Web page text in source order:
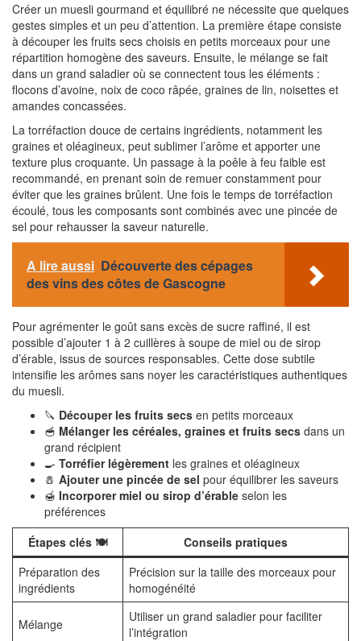
Créer un muesli gourmand et équilibré ne nécessite que quelques
gestes simples et un peu d’attention. La première étape consiste
à découper les fruits secs choisis en petits morceaux pour une
répartition homogène des saveurs. Ensuite, le mélange se fait
dans un grand saladier où se connectent tous les éléments :
flocons d’avoine, noix de coco râpée, graines de lin, noisettes et
amandes concassées.
La torréfaction douce de certains ingrédients, notamment les
graines et oléagineux, peut sublimer l’arôme et apporter une
texture plus croquante. Un passage à la poêle à feu faible est
recommandé, en prenant soin de remuer constamment pour
éviter que les graines brûlent. Une fois le temps de torréfaction
écoulé, tous les composants sont combinés avec une pincée de
sel pour rehausser la saveur naturelle.
A lire aussi Découverte des cépages
des vins des côtes de Gascogne
Pour agrémenter le goût sans excès de sucre raffiné, il est
possible d’ajouter 1 à 2 cuillères à soupe de miel ou de sirop
d’érable, issus de sources responsables. Cette dose subtile
intensifie les arômes sans noyer les caractéristiques authentiques
du muesli.
🔪 Découper les fruits secs en petits morceaux
🥣 Mélanger les céréales, graines et fruits secs dans un
grand récipient
🍳 Torréfier légèrement les graines et oléagineux
🧂 Ajouter une pincée de sel pour équilibrer les saveurs
🍯 Incorporer miel ou sirop d’érable selon les
préférences
Étapes clés 🍽️
Conseils pratiques
Préparation des
ingrédients
Précision sur la taille des morceaux pour
homogénéité
Mélange
Utiliser un grand saladier pour faciliter
l’intégration